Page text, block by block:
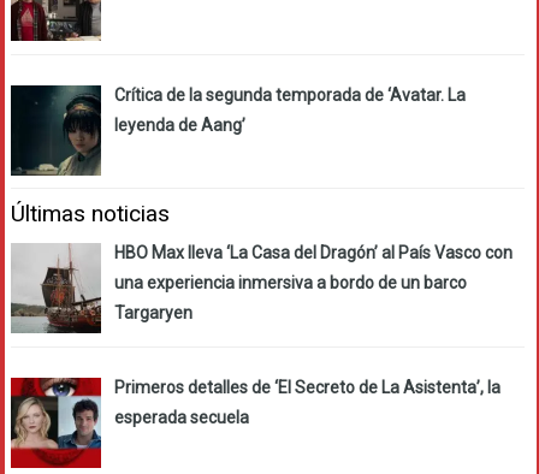
Crítica de la segunda temporada de ‘Avatar. La
leyenda de Aang’
Últimas noticias
HBO Max lleva ‘La Casa del Dragón’ al País Vasco con
una experiencia inmersiva a bordo de un barco
Targaryen
Primeros detalles de ‘El Secreto de La Asistenta’, la
esperada secuela